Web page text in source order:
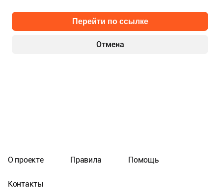
Отмена
Перейти по ссылке
О проекте Правила Помощь
Контакты